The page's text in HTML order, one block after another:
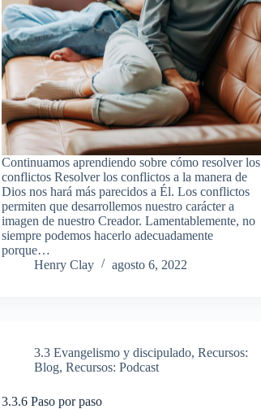
Continuamos aprendiendo sobre cómo resolver los
conflictos Resolver los conflictos a la manera de
Dios nos hará más parecidos a Él. Los conflictos
permiten que desarrollemos nuestro carácter a
imagen de nuestro Creador. Lamentablemente, no
siempre podemos hacerlo adecuadamente
porque…
Henry Clay
agosto 6, 2022
3.3 Evangelismo y discipulado,Recursos:
Blog,Recursos: Podcast
3.3.6 Paso por paso